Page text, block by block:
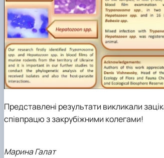
Представлені результати викликали
співпрацю з закрубіжними колегами!
Марина Галат